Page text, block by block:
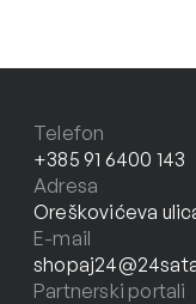
Telefon
+385 91 6400 143
Adresa
Oreškovićeva
E-mail
Partnerski portali